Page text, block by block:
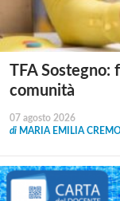
TFA Sostegno:
comunità
07 agosto 2026
di MARIA EMILIA